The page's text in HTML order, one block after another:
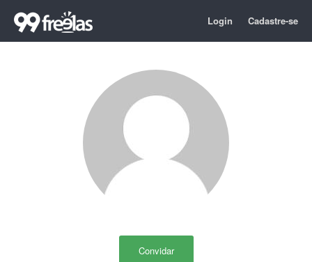
Login Cadastre-se
Convidar